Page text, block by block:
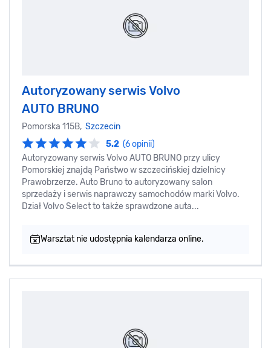
Autoryzowany serwis Volvo
AUTO BRUNO
Pomorska 115B, Szczecin
5.2 (6 opinii)
Autoryzowany serwis Volvo AUTO BRUNO przy ulicy
Pomorskiej znajdą Państwo w szczecińskiej dzielnicy
Prawobrzerze. Auto Bruno to autoryzowany salon
sprzedaży i serwis naprawczy samochodów marki Volvo.
Dział Volvo Select to także sprawdzone auta...
Warsztat nie udostępnia kalendarza online.